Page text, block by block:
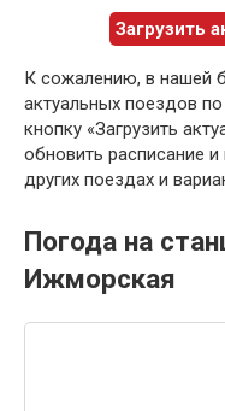
Загрузить
К сожалению, в нашей
актуальных поездов
кнопку «Загрузить
обновить расписание
других поездах и
Погода на
Ижморская